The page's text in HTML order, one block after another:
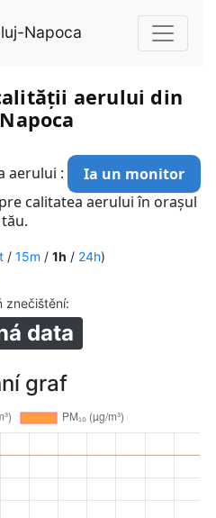
Napoca
aerului din
aerului :
Ia un monitor
calitatea aerului în orașul
tău.
/ 15m / 1h / 24h)
znečištění:
data
graf